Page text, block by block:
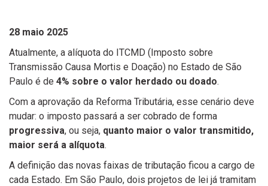
28 maio 2025
Atualmente, a alíquota do ITCMD (Imposto sobre
Transmissão Causa Mortis e Doação) no Estado de São
Paulo é de 4% sobre o valor herdado ou doado.
Com a aprovação da Reforma Tributária, esse cenário deve
mudar: o imposto passará a ser cobrado de forma
progressiva, ou seja, quanto maior o valor transmitido,
maior será a alíquota.
A definição das novas faixas de tributação ficou a cargo de
cada Estado. Em São Paulo, dois projetos de lei já tramitam